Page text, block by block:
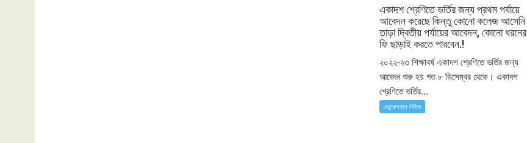
একাদশ শ্রেণিতে ভর্তির জন্য প্রথম পর্যায়ে
আবেদন করেছে কিন্তু কোনো কলেজ আসেনি
তাড়া দ্বিতীয় পর্যায়ের আবেদন, কোনো ধরনের
ফি ছাড়াই করতে পারবেন.!
২০২২-২৩ শিক্ষাবর্ষ একাদশ শ্রেণিতে ভর্তির জন্য
আবেদন শুরু হয় গত ৮ ডিসেম্বর থেকে। একাদশ
শ্রেণিতে ভর্তির...
এডুকেশনাল নিউজ